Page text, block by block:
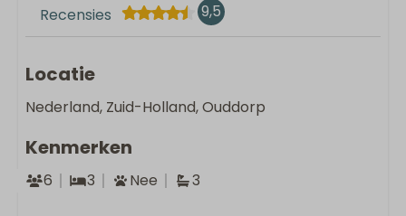
Recensies 9,5
Locatie
Nederland, Zuid-Holland, Ouddorp
Kenmerken
6 3 Nee 3